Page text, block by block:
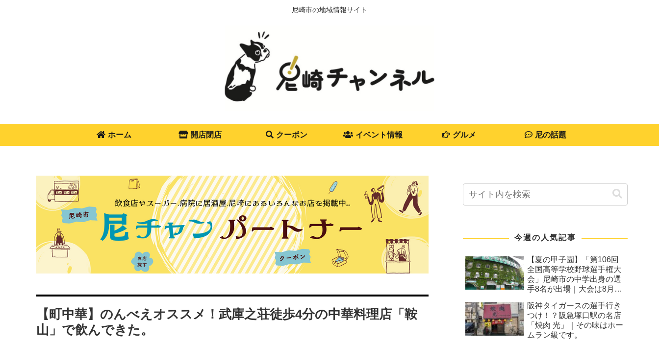
尼崎市の地域情報サイト
ホーム 開店閉店 クーポン イベント情報 グルメ 尼の話題
【町中華】のんべえオススメ！武庫之荘徒歩4分の中華料理店「鞍
山」で飲んできた。
今週の人気記事
【夏の甲子園】「第106回
全国高等学校野球選手権大
会」尼崎市の中学出身の選
手8名が出場｜大会は8月7
阪神タイガースの選手行き
つけ！？阪急塚口駅の名店
「焼肉 光」｜その味はホー
ムラン級です。